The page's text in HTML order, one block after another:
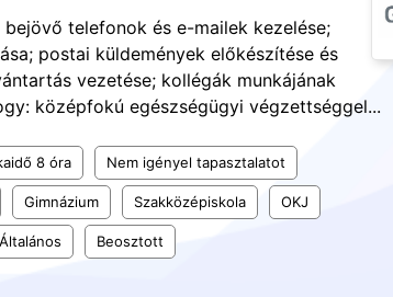
telefonok és e-mailek kezelése;
postai küldemények előkészítése és
vezetése; kollégák munkájának
középfokú egészségügyi végzettséggel...
8 óra Nem igényel tapasztalatot
Gimnázium Szakközépiskola OKJ
Általános Beosztott